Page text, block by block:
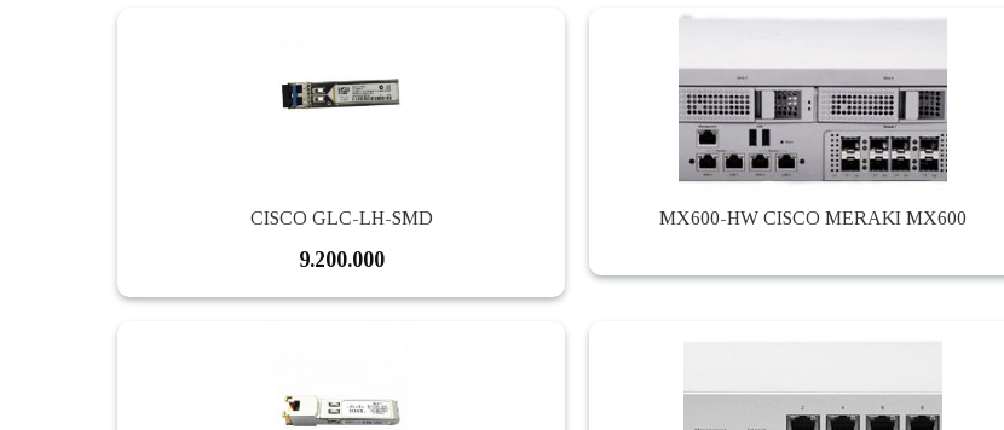
CISCO GLC-LH-SMD
9.200.000
MX600-HW CISCO MERAKI MX600